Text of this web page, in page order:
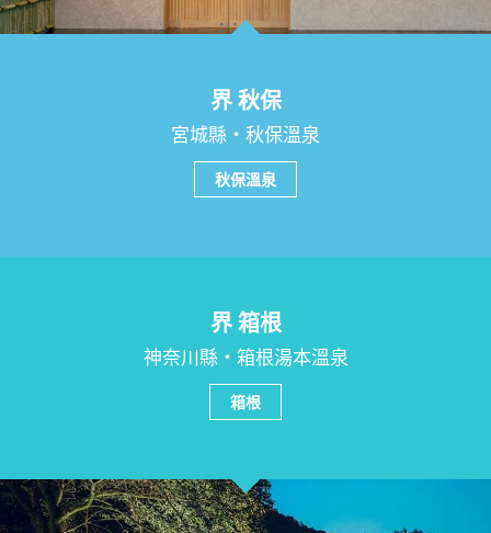
界 秋保
宮城縣・秋保溫泉
秋保溫泉
界 箱根
神奈川縣・箱根湯本溫泉
箱根